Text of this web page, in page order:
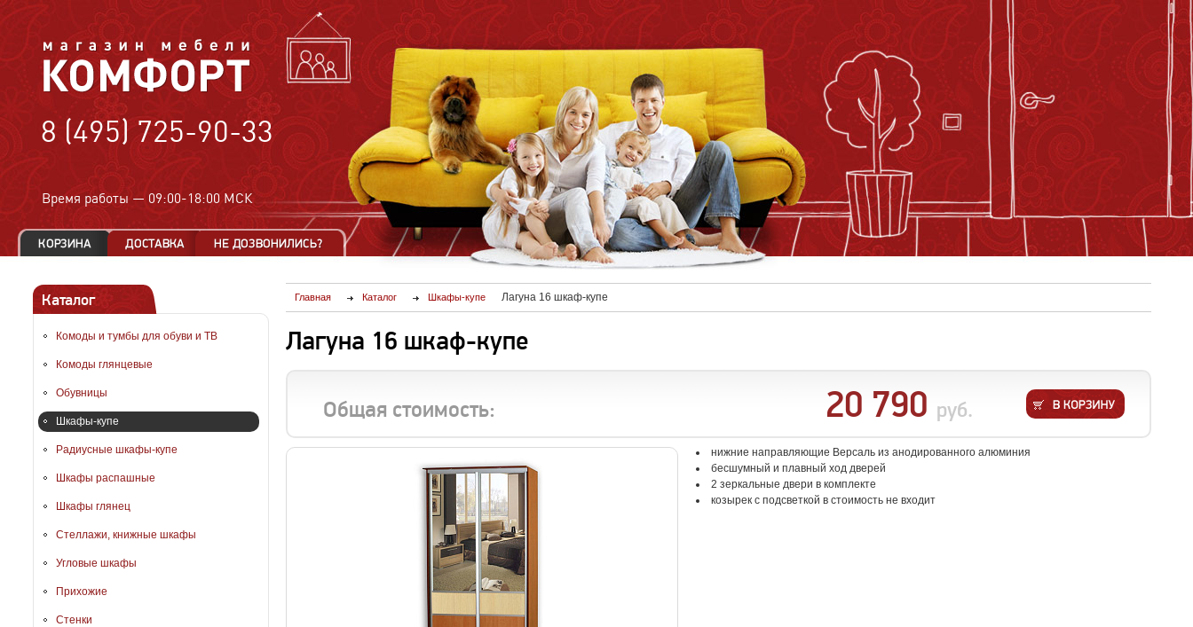
8 (495) 725-90-33
Время работы — 09:00-18:00 МСК
Каталог
Комоды и тумбы для обуви и ТВ
Комоды глянцевые
Обувницы
Шкафы-купе
Радиусные шкафы-купе
Шкафы распашные
Шкафы глянец
Стеллажи, книжные шкафы
Угловые шкафы
Прихожие
Стенки
Главная Каталог Шкафы-купе Лагуна 16 шкаф-купе
Лагуна 16 шкаф-купе
Общая стоимость: 20 790 руб.
нижние направляющие Версаль из анодированного алюминия
бесшумный и плавный ход дверей
2 зеркальные двери в комплекте
козырек с подсветкой в стоимость не входит